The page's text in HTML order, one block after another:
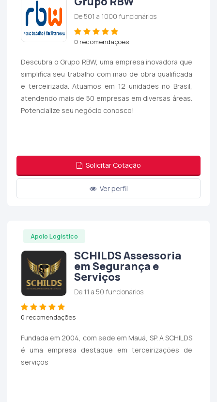
De 501 a 1000 funcionários
0 recomendações
Descubra o Grupo RBW, uma empresa inovadora que
simplifica seu trabalho com mão de obra qualificada
e terceirizada. Atuamos em 12 unidades no Brasil,
atendendo mais de 50 empresas em diversas áreas.
Potencialize seu negócio conosco!
Solicitar Cotação
Ver perfil
Apoio Logístico
SCHILDS Assessoria
em Segurança e
Serviços
De 11 a 50 funcionários
0 recomendações
Fundada em 2004, com sede em Mauá, SP. A SCHILDS
é uma empresa destaque em terceirizações de
serviços